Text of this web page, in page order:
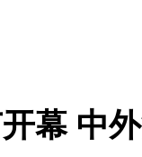
幕 中